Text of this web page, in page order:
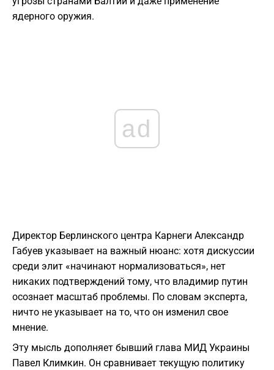
ядерного оружия.
ad
​Директор Берлинского центра Карнеги Александр
Габуев указывает на важный нюанс: хотя дискуссии
среди элит «начинают нормализоваться», нет
никаких подтверждений тому, что владимир путин
осознает масштаб проблемы. По словам эксперта,
ничто не указывает на то, что он изменил свое
мнение.
​Эту мысль дополняет бывший глава МИД Украины
Павел Климкин. Он сравнивает текущую политику